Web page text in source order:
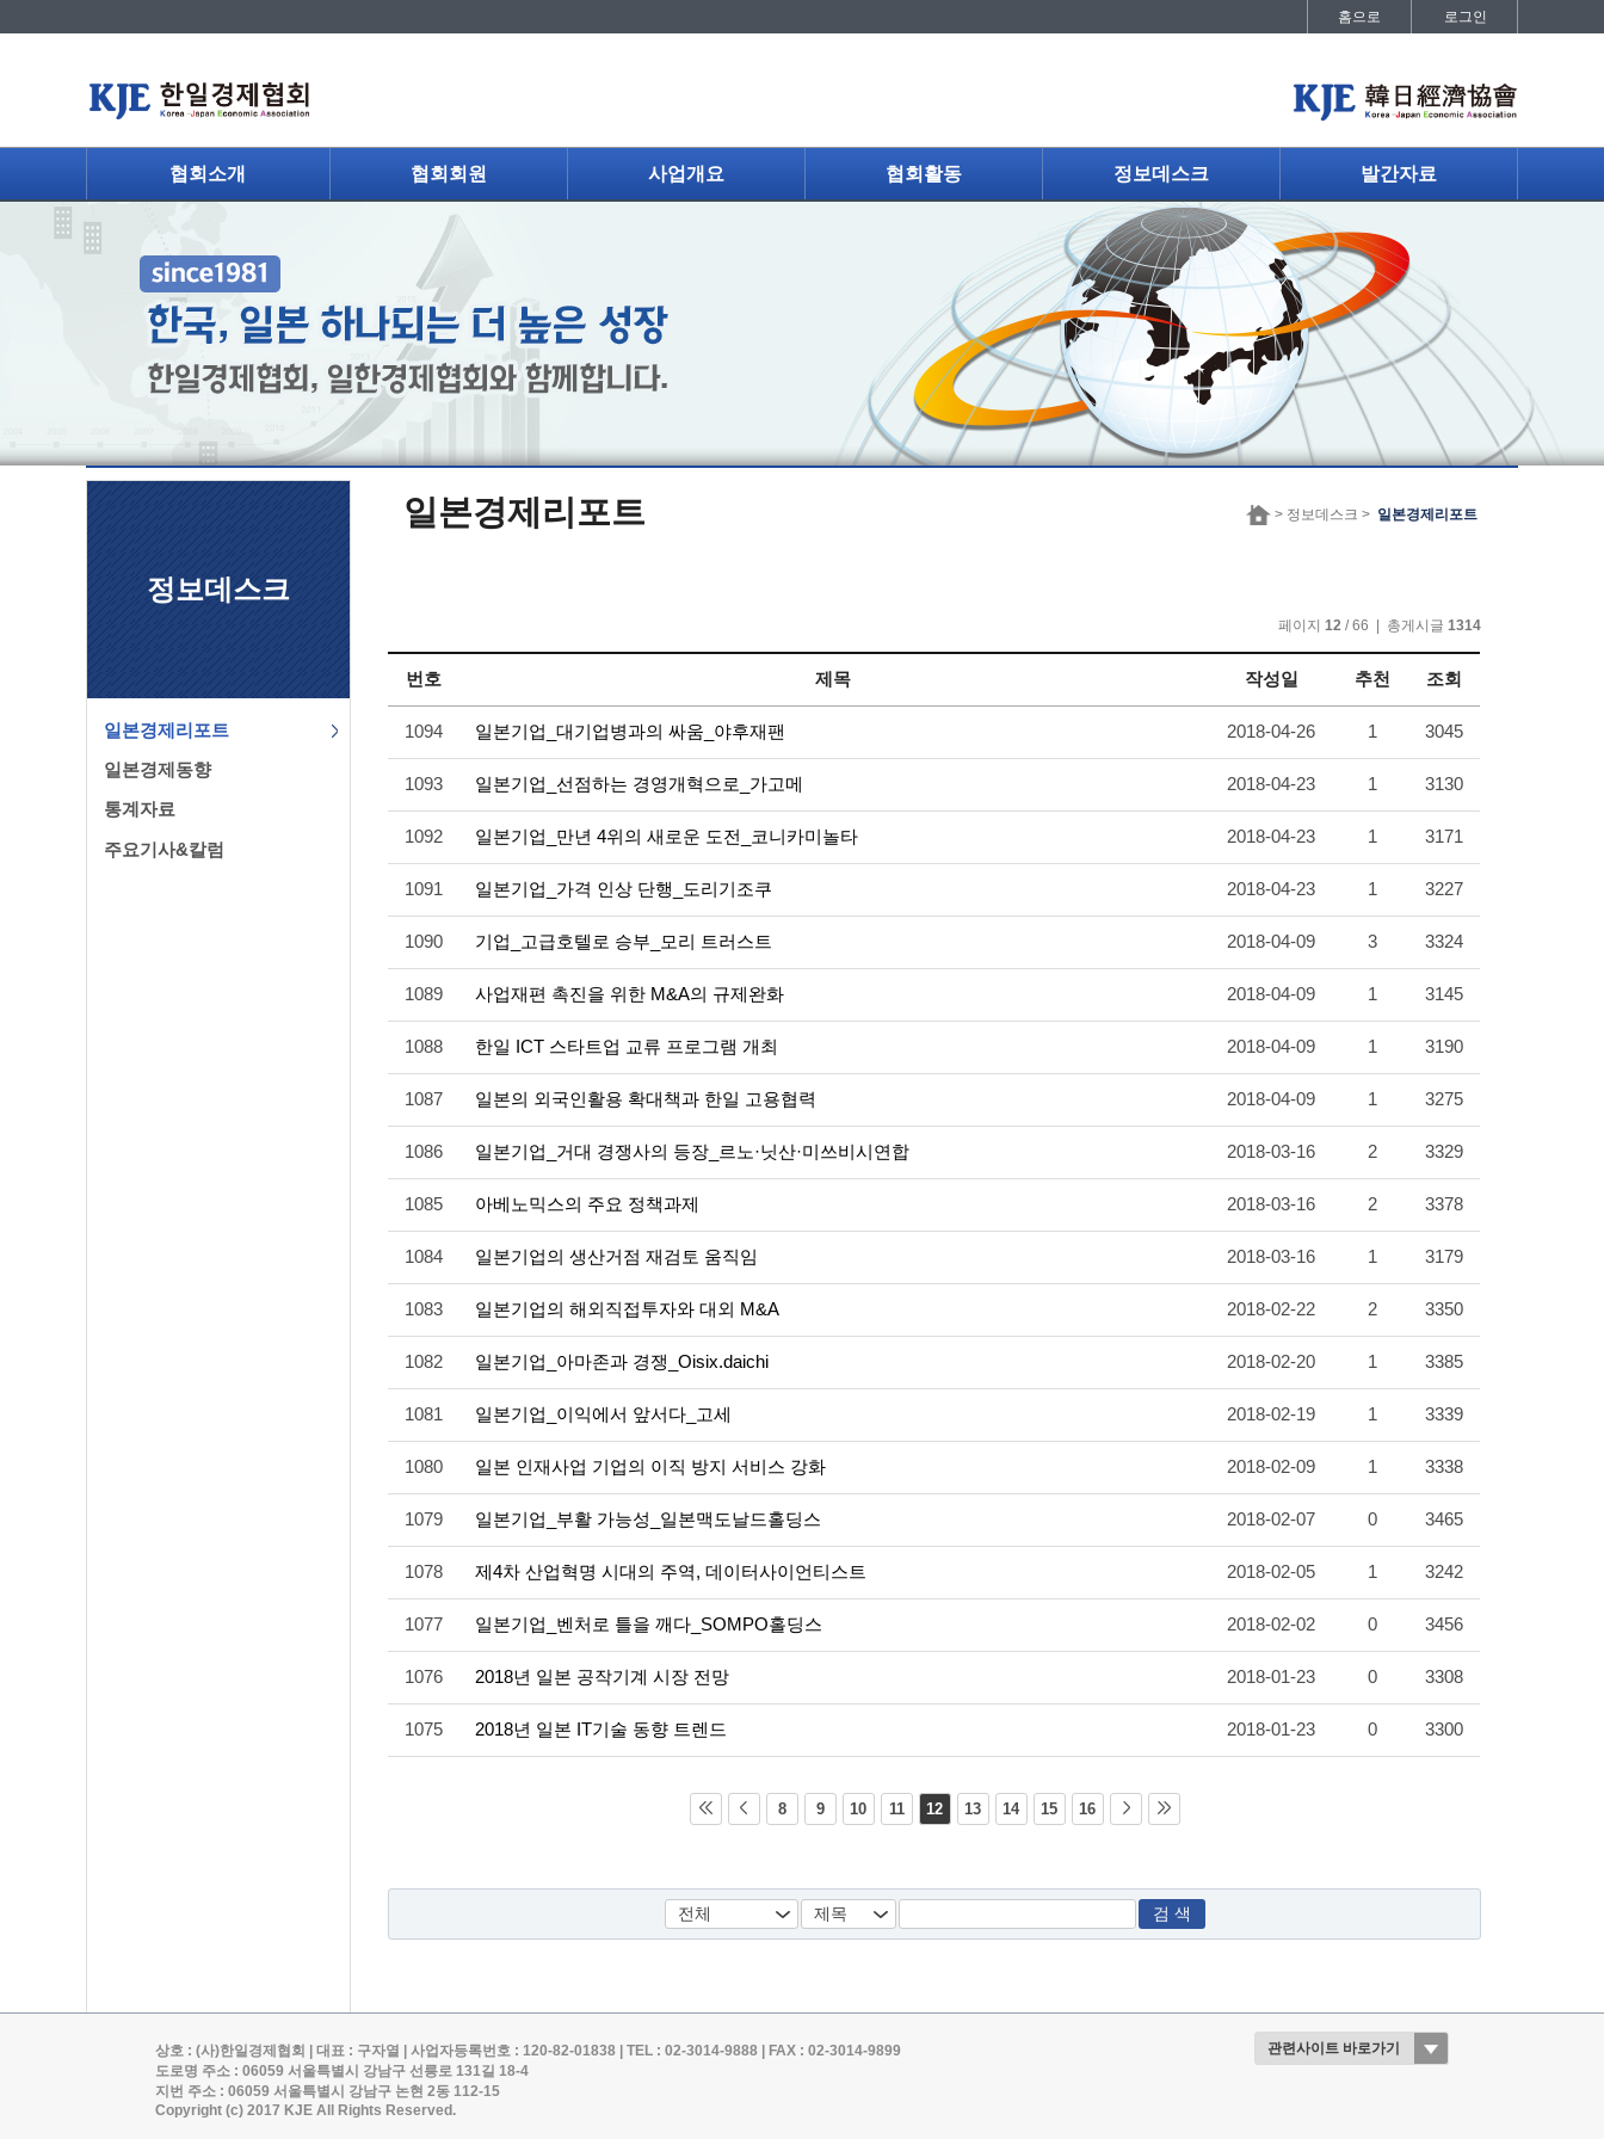
홈으로 로그인
협회소개 협회회원 사업개요 협회활동 정보데스크 발간자료
정보데스크
일본경제리포트
일본경제동향
통계자료
주요기사&칼럼
일본경제리포트 > 정보데스크 > 일본경제리포트
페이지 12/ 66 | 총게시글 1314
번호 제목 작성일 추천 조회
1094 일본기업_대기업병과의 싸움_야후재팬 2018-04-26 1 3045
1093 일본기업_선점하는 경영개혁으로_가고메 2018-04-23 1 3130
1092 일본기업_만년 4위의 새로운 도전_코니카미놀타 2018-04-23 1 3171
1091 일본기업_가격 인상 단행_도리기조쿠 2018-04-23 1 3227
1090 기업_고급호텔로 승부_모리 트러스트 2018-04-09 3 3324
1089 사업재편 촉진을 위한 M&A의 규제완화 2018-04-09 1 3145
1088 한일 ICT 스타트업 교류 프로그램 개최 2018-04-09 1 3190
1087 일본의 외국인활용 확대책과 한일 고용협력 2018-04-09 1 3275
1086 일본기업_거대 경쟁사의 등장_르노·닛산·미쓰비시연합 2018-03-16 2 3329
1085 아베노믹스의 주요 정책과제 2018-03-16 2 3378
1084 일본기업의 생산거점 재검토 움직임 2018-03-16 1 3179
1083 일본기업의 해외직접투자와 대외 M&A 2018-02-22 2 3350
1082 일본기업_아마존과 경쟁_Oisix.daichi 2018-02-20 1 3385
1081 일본기업_이익에서 앞서다_고세 2018-02-19 1 3339
1080 일본 인재사업 기업의 이직 방지 서비스 강화 2018-02-09 1 3338
1079 일본기업_부활 가능성_일본맥도날드홀딩스 2018-02-07 0 3465
1078 제4차 산업혁명 시대의 주역, 데이터사이언티스트 2018-02-05 1 3242
1077 일본기업_벤처로 틀을 깨다_SOMPO홀딩스 2018-02-02 0 3456
1076 2018년 일본 공작기계 시장 전망 2018-01-23 0 3308
1075 2018년 일본 IT기술 동향 트렌드 2018-01-23 0 3300
8 9 10 11 12 13 14 15 16
검 색
상호 : (사)한일경제협회 | 대표 : 구자열 | 사업자등록번호 : 120-82-01838 | TEL : 02-3014-9888 | FAX : 02-3014-9899
도로명 주소 : 06059 서울특별시 강남구 선릉로 131길 18-4
지번 주소 : 06059 서울특별시 강남구 논현 2동 112-15
Copyright (c) 2017 KJE All Rights Reserved.